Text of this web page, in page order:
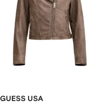
GUESS USA